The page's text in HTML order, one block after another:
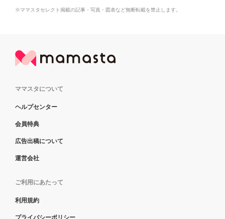
※ママスタセレクト掲載の記事・写真・図表など無断転載を禁止します。
ママスタについて
ヘルプセンター
会員特典
広告出稿について
運営会社
ご利用にあたって
利用規約
プライバシーポリシー